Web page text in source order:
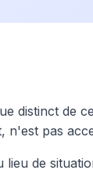
distinct de
n'est pas
lieu de